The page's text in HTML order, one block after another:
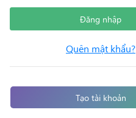
Đăng nhập
Quên mật khẩu?
Tạo tài khoản